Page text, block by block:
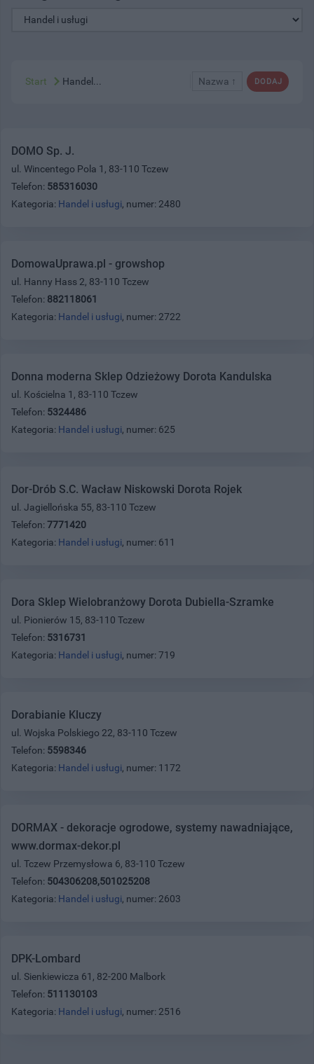
DODAJ
Nazwa ↑
Start Handel...
DOMO Sp. J.
ul. Wincentego Pola 1, 83-110 Tczew
Telefon: 585316030
Kategoria: Handel i usługi, numer: 2480
DomowaUprawa.pl - growshop
ul. Hanny Hass 2, 83-110 Tczew
Telefon: 882118061
Kategoria: Handel i usługi, numer: 2722
Donna moderna Sklep Odzieżowy Dorota Kandulska
ul. Kościelna 1, 83-110 Tczew
Telefon: 5324486
Kategoria: Handel i usługi, numer: 625
Dor-Drób S.C. Wacław Niskowski Dorota Rojek
ul. Jagiellońska 55, 83-110 Tczew
Telefon: 7771420
Kategoria: Handel i usługi, numer: 611
Dora Sklep Wielobranżowy Dorota Dubiella-Szramke
ul. Pionierów 15, 83-110 Tczew
Telefon: 5316731
Kategoria: Handel i usługi, numer: 719
Dorabianie Kluczy
ul. Wojska Polskiego 22, 83-110 Tczew
Telefon: 5598346
Kategoria: Handel i usługi, numer: 1172
DORMAX - dekoracje ogrodowe, systemy nawadniające,
www.dormax-dekor.pl
ul. Tczew Przemysłowa 6, 83-110 Tczew
Telefon: 504306208,501025208
Kategoria: Handel i usługi, numer: 2603
DPK-Lombard
ul. Sienkiewicza 61, 82-200 Malbork
Telefon: 511130103
Kategoria: Handel i usługi, numer: 2516